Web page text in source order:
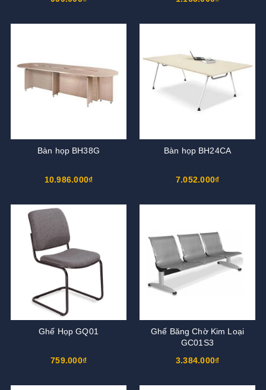
Bàn họp BH38G
10.986.000₫
Bàn họp BH24CA
7.052.000₫
Ghế Họp GQ01
759.000₫
Ghế Băng Chờ Kim Loại
GC01S3
3.384.000₫